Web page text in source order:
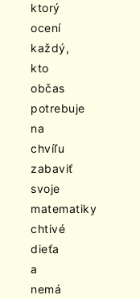
ktorý
ocení
každý,
kto
občas
potrebuje
na
chvíľu
zabaviť
svoje
matematiky
chtivé
dieťa
a
nemá